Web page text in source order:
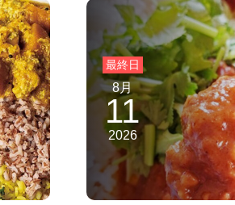
8月
11
2026